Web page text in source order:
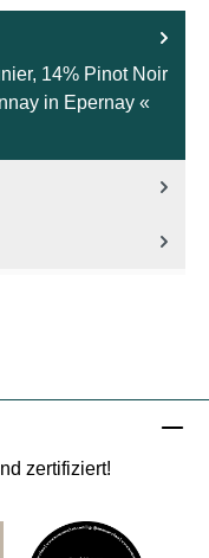
14% Pinot Noir
in Epernay «
zertifiziert!